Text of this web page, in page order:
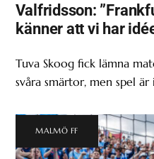
Valfridsson:
känner att vi har
Tuva Skoog fick lämna
svåra smärtor, men spel
MALMÖ FF